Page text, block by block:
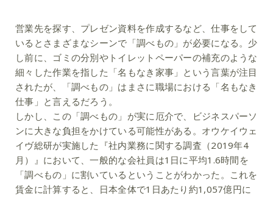
営業先を探す、プレゼン資料を作成するなど、仕事をして
いるとさまざまなシーンで「調べもの」が必要になる。少
し前に、ゴミの分別やトイレットペーパーの補充のような
細々した作業を指した「名もなき家事」という言葉が注目
されたが、「調べもの」はまさに職場における「名もなき
仕事」と言えるだろう。
しかし、この「調べもの」が実に厄介で、ビジネスパーソ
ンに大きな負担をかけている可能性がある。オウケイウェ
イヴ総研が実施した『社内業務に関する調査（2019年4
月）』において、一般的な会社員は1日に平均1.6時間を
「調べもの」に割いているということがわかった。これを
賃金に計算すると、日本全体で1日あたり約1,057億円に